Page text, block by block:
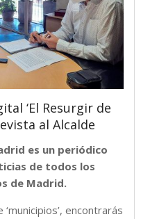
‘El Resurgir de
al Alcalde
es un periódico
de todos los
de Madrid.
encontrarás